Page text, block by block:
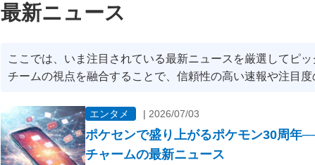
最新ニュース
ここでは、いま注目されている最新ニュースを厳選してピ
チームの視点を融合することで、信頼性の高い速報や注目
エンタメ | 2026/07/03
ポケセンで盛り上がるポケモン30周年
チャームの最新ニュース